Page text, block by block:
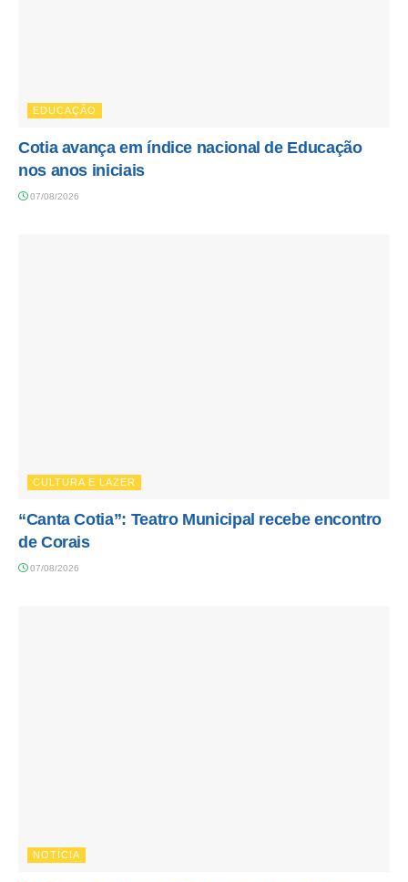
EDUCAÇÃO
Cotia avança em índice nacional de Educação
nos anos iniciais
07/08/2026
CULTURA E LAZER
“Canta Cotia”: Teatro Municipal recebe encontro
de Corais
07/08/2026
NOTÍCIA